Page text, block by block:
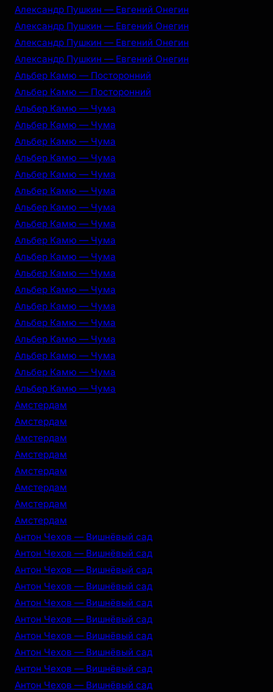
Александр Пушкин — Евгений Онегин
Александр Пушкин — Евгений Онегин
Александр Пушкин — Евгений Онегин
Александр Пушкин — Евгений Онегин
Альбер Камю — Посторонний
Альбер Камю — Посторонний
Альбер Камю — Чума
Альбер Камю — Чума
Альбер Камю — Чума
Альбер Камю — Чума
Альбер Камю — Чума
Альбер Камю — Чума
Альбер Камю — Чума
Альбер Камю — Чума
Альбер Камю — Чума
Альбер Камю — Чума
Альбер Камю — Чума
Альбер Камю — Чума
Альбер Камю — Чума
Альбер Камю — Чума
Альбер Камю — Чума
Альбер Камю — Чума
Альбер Камю — Чума
Альбер Камю — Чума
Амстердам
Амстердам
Амстердам
Амстердам
Амстердам
Амстердам
Амстердам
Амстердам
Антон Чехов — Вишнёвый сад
Антон Чехов — Вишнёвый сад
Антон Чехов — Вишнёвый сад
Антон Чехов — Вишнёвый сад
Антон Чехов — Вишнёвый сад
Антон Чехов — Вишнёвый сад
Антон Чехов — Вишнёвый сад
Антон Чехов — Вишнёвый сад
Антон Чехов — Вишнёвый сад
Антон Чехов — Вишнёвый сад